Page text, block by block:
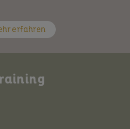
erfahren